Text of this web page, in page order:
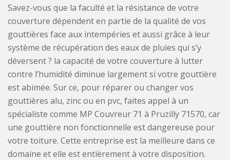
Savez-vous que la faculté et la résistance de votre
couverture dépendent en partie de la qualité de vos
gouttières face aux intempéries et aussi grâce à leur
système de récupération des eaux de pluies qui s’y
déversent ? la capacité de votre couverture à lutter
contre l’humidité diminue largement si votre gouttière
est abimée. Sur ce, pour réparer ou changer vos
gouttières alu, zinc ou en pvc, faites appel à un
spécialiste comme MP Couvreur 71 à Pruzilly 71570, car
une gouttière non fonctionnelle est dangereuse pour
votre toiture. Cette entreprise est la meilleure dans ce
domaine et elle est entièrement à votre disposition.